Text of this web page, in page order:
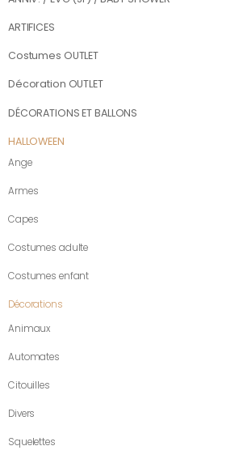
ARTIFICES
Costumes OUTLET
Décoration OUTLET
DÉCORATIONS ET BALLONS
HALLOWEEN
Ange
Armes
Capes
Costumes adulte
Costumes enfant
Décorations
Animaux
Automates
Citouilles
Divers
Squelettes